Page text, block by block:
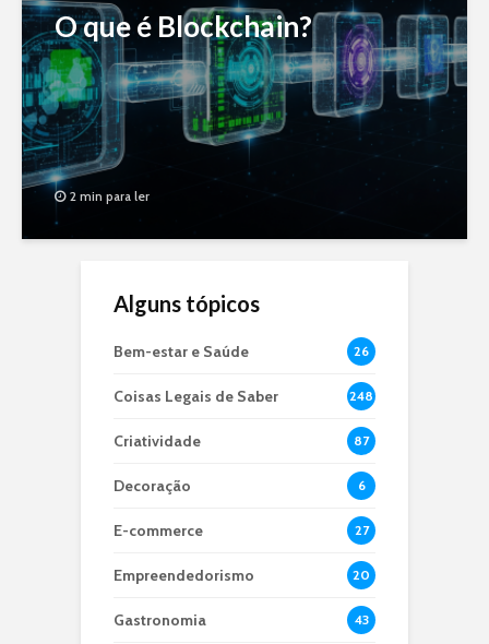
O que é Blockchain?
2 min para ler
Alguns tópicos
Bem-estar e Saúde 26
Coisas Legais de Saber 248
Criatividade 87
Decoração 6
E-commerce 27
Empreendedorismo 20
Gastronomia 43